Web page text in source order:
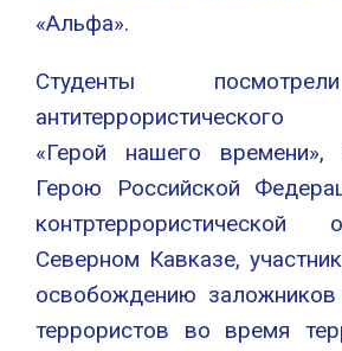
«Альфа».
Студенты
антитеррористического
«Герой нашего времени»,
Герою Российской
Северном Кавказе,
освобождению
террористов во время